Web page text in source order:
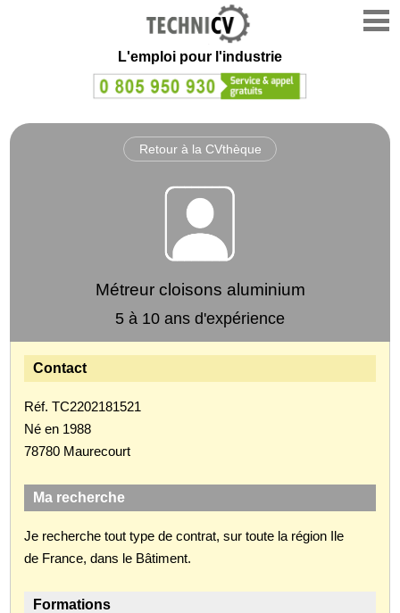
L'emploi pour l'industrie
Retour à la CVthèque
Métreur cloisons aluminium
5 à 10 ans d'expérience
Contact
Réf. TC2202181521
Né en 1988
78780 Maurecourt
Ma recherche
Je recherche tout type de contrat, sur toute la région Ile
de France, dans le Bâtiment.
Formations